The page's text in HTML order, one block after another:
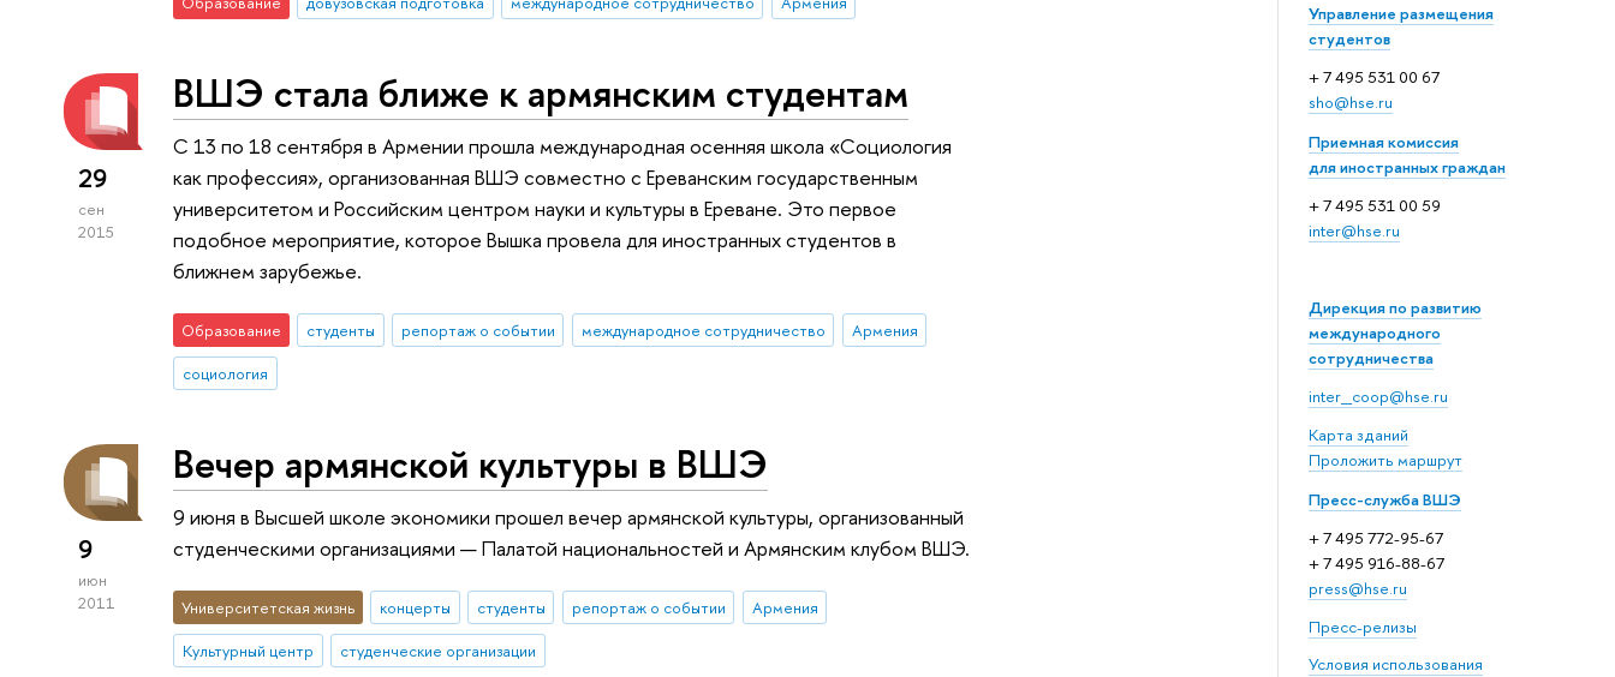
Управление размещения
студентов
+ 7 495 531 00 67
sho@hse.ru
Приемная комиссия
для иностранных граждан
+ 7 495 531 00 59
inter@hse.ru
Дирекция по развитию
международного
сотрудничества
inter_coop@hse.ru
Карта зданий
Проложить маршрут
Пресс-служба ВШЭ
+ 7 495 772-95-67
+ 7 495 916-88-67
press@hse.ru
Пресс-релизы
Условия использования
29
сен
2015
ВШЭ стала ближе к армянским студентам
С 13 по 18 сентября в Армении прошла международная осенняя школа «Социология
как профессия», организованная ВШЭ совместно с Ереванским государственным
университетом и Российским центром науки и культуры в Ереване. Это первое
подобное мероприятие, которое Вышка провела для иностранных студентов в
ближнем зарубежье.
Образование студенты репортаж о событии международное сотрудничество
Армения
социология
9
июн
2011
Вечер армянской культуры в ВШЭ
9 июня в Высшей школе экономики прошел вечер армянской культуры, организованный
студенческими организациями — Палатой национальностей и Армянским клубом ВШЭ.
Университетская жизнь концерты студенты репортаж о событии
Армения
Культурный центр
студенческие организации